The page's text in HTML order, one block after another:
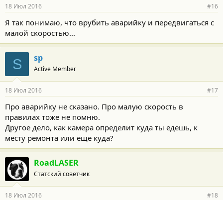
18 Июл 2016 #16
Я так понимаю, что врубить аварийку и передвигаться с
малой скоростью...
S sp
Active Member
18 Июл 2016 #17
Про аварийку не сказано. Про малую скорость в
правилах тоже не помню.
Другое дело, как камера определит куда ты едешь, к
месту ремонта или еще куда?
RoadLASER
Статский советчик
18 Июл 2016 #18